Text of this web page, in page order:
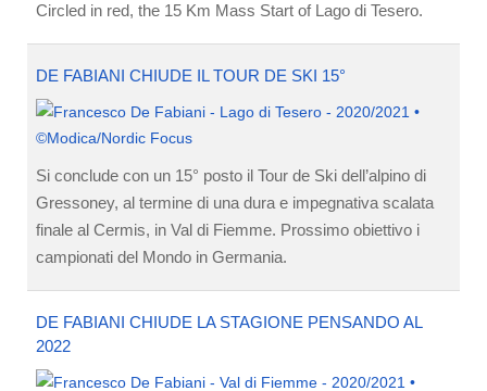
Circled in red, the 15 Km Mass Start of Lago di Tesero.
DE FABIANI CHIUDE IL TOUR DE SKI 15°
Si conclude con un 15° posto il Tour de Ski dell’alpino di
Gressoney, al termine di una dura e impegnativa scalata
finale al Cermis, in Val di Fiemme. Prossimo obiettivo i
campionati del Mondo in Germania.
DE FABIANI CHIUDE LA STAGIONE PENSANDO AL
2022